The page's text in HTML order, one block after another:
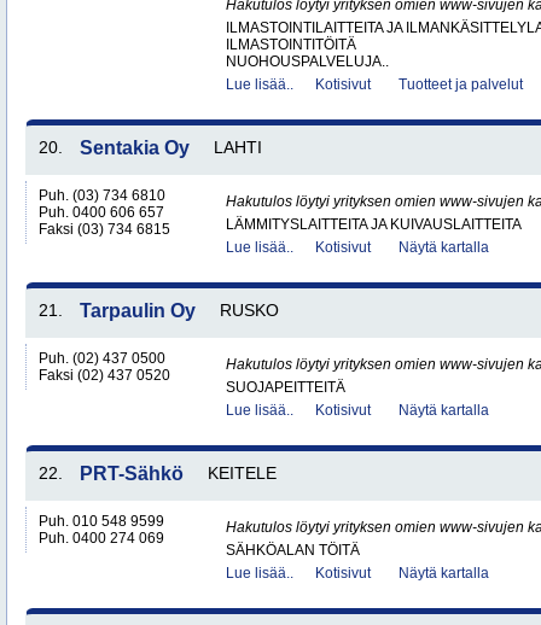
Hakutulos löytyi yrityksen omien www-sivujen
ILMASTOINTILAITTEITA JA
ILMASTOINTITÖITÄ
NUOHOUSPALVELUJA..
Lue lisää..
Kotisivut Tuotteet ja palvelut
20. Sentakia Oy LAHTI
Puh. (03) 734 6810
Puh. 0400 606 657
Faksi (03) 734 6815
Hakutulos löytyi yrityksen omien www-sivujen
LÄMMITYSLAITTEITA JA KUIVAUSLAITTEITA
Lue lisää..
Kotisivut Näytä kartalla
21. Tarpaulin Oy RUSKO
Puh. (02) 437 0500
Faksi (02) 437 0520
Hakutulos löytyi yrityksen omien www-sivujen
SUOJAPEITTEITÄ
Lue lisää..
Kotisivut Näytä kartalla
22. PRT-Sähkö KEITELE
Puh. 010 548 9599
Puh. 0400 274 069
Hakutulos löytyi yrityksen omien www-sivujen
SÄHKÖALAN TÖITÄ
Lue lisää..
Kotisivut Näytä kartalla